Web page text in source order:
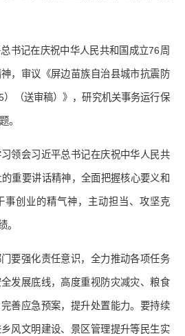
书记在庆祝中华人民共和国成立76周
，审议《屏边苗族自治县城市抗震防
（送审稿）》，研究机关事务运行保
。
领会习近平总书记在庆祝中华人民共
重要讲话精神，全面把握核心要义和
事创业的精气神，主动担当、攻坚克
。
要强化责任意识，全力推动各项任务
发展底线，高度重视防灾减灾、粮食
善应急预案，提升处置能力。要持续
风文明建设、景区管理提升等民生实